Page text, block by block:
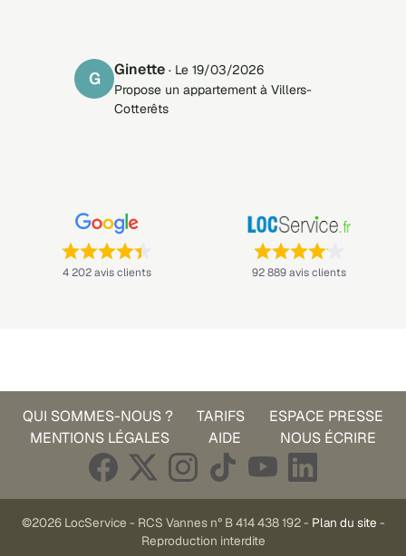
G ginette · Le 19/03/2026
Propose un appartement à Villers-
Cotterêts
Note : 4,4 sur 5 —
4 202 avis clients Note : 4,1 sur 5 —
92 889 avis clients
QUI SOMMES-NOUS ? TARIFS
ESPACE PRESSE
MENTIONS LÉGALES
AIDE NOUS ÉCRIRE
©2026 LocService - RCS Vannes n° B 414 438 192 - Plan du site -
Reproduction interdite